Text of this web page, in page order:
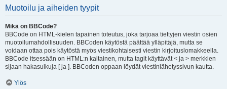
Muotoilu ja aiheiden tyypit
Mikä on BBCode?
BBCode on HTML-kielen tapainen toteutus, joka tarjoaa tiettyjen viestin osien
muotoilumahdollisuuden. BBCoden käytöstä päättää ylläpitäjä, mutta se
voidaan ottaa pois käytöstä myös viestikohtaisesti viestin kirjoituslomakkeella.
BBCode itsessään on HTML:n kaltainen, mutta tagit käyttävät < ja > merkkien
sijaan hakasulkuja [ ja ]. BBCoden oppaan löydät viestinlähetyssivun kautta.
Ylös